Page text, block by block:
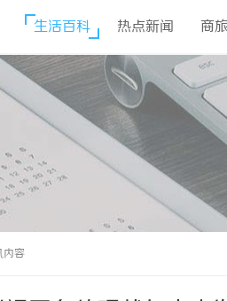
生活百科 热点新闻 商
内容